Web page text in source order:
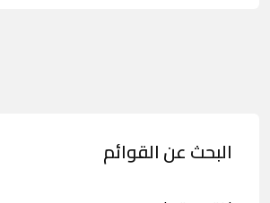
البحث عن القوائم